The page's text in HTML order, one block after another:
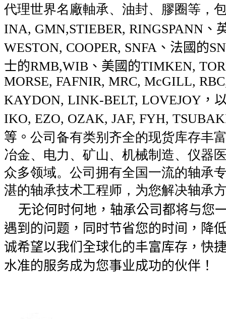
代理世界名廠軸承、油封、膠圈等，
INA, GMN,STIEBER, RINGSPANN 、
WESTON, COOPER, SNFA 、法國的
士的RMB,WIB 、美國的TIMKEN,
MORSE, FAFNIR, MRC, McGILL,
KAYDON, LINK-BELT, LOVEJOY ，
IKO, EZO, OZAK, JAF, FYH,
等。 公司备有类别齐全的现货库存丰
冶金、电力、矿山、机械制造、仪器
众多领域。公司拥有全国一流的轴承
湛的轴承技术工程师，为您解决轴承
无论何时何地，轴承公司都将与您
遇到的问题，同时节省您的时间，降
诚希望以我们全球化的丰富库存，快
水准的服务成为您事业成功的伙伴！